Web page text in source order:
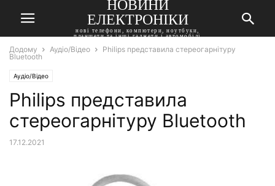
НОВИНИ
ЕЛЕКТРОНІКИ
нові телефони, компютери, ноутбуки,
планшети та інші гаджети і автомобілі
Додому Аудіо/Відео
Philips представила стереогарнітуру
Bluetooth
Аудіо/Відео
Philips представила
стереогарнітуру Bluetooth
17.12.2021